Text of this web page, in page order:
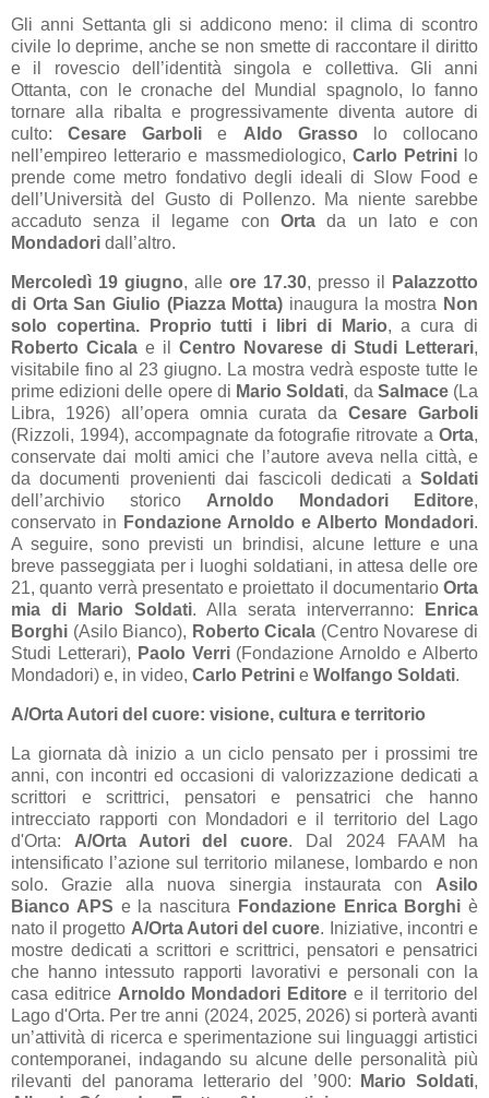
Gli anni Settanta gli si addicono meno: il clima di scontro
civile lo deprime, anche se non smette di raccontare il diritto
e il rovescio dell’identità singola e collettiva. Gli anni
Ottanta, con le cronache del Mundial spagnolo, lo fanno
tornare alla ribalta e progressivamente diventa autore di
culto:Cesare Garboli e Aldo Grasso lo collocano
nell’empireo letterario e massmediologico, Carlo Petrinilo
prende come metro fondativo degli ideali di Slow Food e
dell’Università del Gusto di Pollenzo. Ma niente sarebbe
accaduto senza il legame con Orta da un lato e con
Mondadori dall’altro.
Mercoledì 19 giugno, alle ore 17.30, presso il
Palazzotto
di Orta San Giulio (Piazza Motta) inaugura la mostra Non
solo copertina. Proprio tutti i libri di Mario, a cura di
Roberto Cicala e il Centro Novarese di Studi Letterari,
visitabile fino al 23 giugno. La mostra vedrà esposte tutte le
prime edizioni delle opere di Mario Soldati, da Salmace(La
Libra, 1926) all’opera omnia curata da Cesare Garboli
(Rizzoli, 1994), accompagnate da fotografie ritrovate a Orta,
conservate dai molti amici che l’autore aveva nella città, e
da documenti provenienti dai fascicoli dedicati a Soldati
dell’archivio storico Arnoldo Mondadori Editore,
conservato in Fondazione Arnoldo e Alberto Mondadori.
A seguire, sono previsti un brindisi, alcune letture e una
breve passeggiata per i luoghi soldatiani, in attesa delle ore
21, quanto verrà presentato e proiettato il documentario Orta
mia di Mario Soldati. Alla serata interverranno:
Enrica
Borghi (Asilo Bianco), Roberto Cicala (Centro Novarese di
Studi Letterari), Paolo Verri(Fondazione Arnoldo e Alberto
Mondadori) e, in video, Carlo Petrini e Wolfango Soldati.
A/Orta Autori del cuore: visione, cultura e territorio
La giornata dà inizio a un ciclo pensato per i prossimi tre
anni, con incontri ed occasioni di valorizzazione dedicati a
scrittori e scrittrici, pensatori e pensatrici che hanno
intrecciato rapporti con Mondadori e il territorio del Lago
d'Orta: A/Orta Autori del cuore. Dal 2024 FAAM ha
intensificato l’azione sul territorio milanese, lombardo e non
solo. Grazie alla nuova sinergia instaurata con Asilo
Bianco APS e la nascitura Fondazione Enrica Borghi è
nato il progetto A/Orta Autori del cuore. Iniziative, incontri e
mostre dedicati a scrittori e scrittrici, pensatori e pensatrici
che hanno intessuto rapporti lavorativi e personali con la
casa editrice Arnoldo Mondadori Editore e il territorio del
Lago d'Orta. Per tre anni (2024, 2025, 2026) si porterà avanti
un’attività di ricerca e sperimentazione sui linguaggi artistici
contemporanei, indagando su alcune delle personalità più
rilevanti del panorama letterario del ’900:
Mario Soldati,